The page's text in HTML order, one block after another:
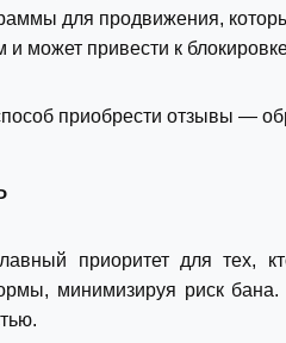
для продвижения,
может привести к
приобрести отзывы —
приоритет для тех,
минимизируя риск